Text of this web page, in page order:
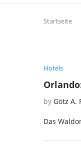
Startseite
Hotels
by Götz A.
Das